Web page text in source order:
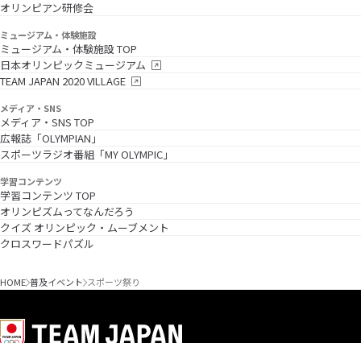
オリンピアン研修会
ミュージアム・体験施設
ミュージアム・体験施設 TOP
日本オリンピックミュージアム
TEAM JAPAN 2020 VILLAGE
メディア・SNS
メディア・SNS TOP
広報誌「OLYMPIAN」
スポーツラジオ番組「MY OLYMPIC」
学習コンテンツ
学習コンテンツ TOP
オリンピズムってなんだろう
クイズ オリンピック・ムーブメント
クロスワードパズル
HOME 普及イベント スポーツ祭り